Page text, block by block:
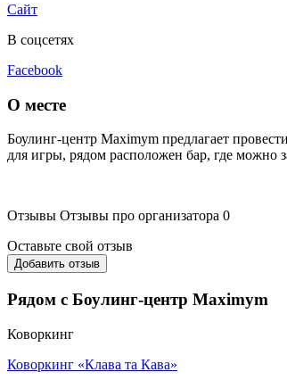
Сайт
В соцсетях
Facebook
О месте
Боулинг-центр Maximym предлагает
для игры, рядом расположен бар, где можно
Отзывы Отзывы про организатора 0
Оставьте свой отзыв
Добавить отзыв
Рядом с Боулинг-центр Maximym
Коворкинг
Коворкинг «Клава та Кава»